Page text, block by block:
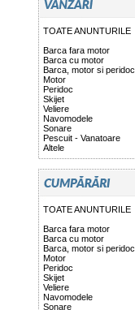
TOATE ANUNTURILE
Barca fara motor
Barca cu motor
Barca, motor si peridoc
Motor
Peridoc
Skijet
Veliere
Navomodele
Sonare
Pescuit - Vanatoare
Altele
TOATE ANUNTURILE
Barca fara motor
Barca cu motor
Barca, motor si peridoc
Motor
Peridoc
Skijet
Veliere
Navomodele
Sonare